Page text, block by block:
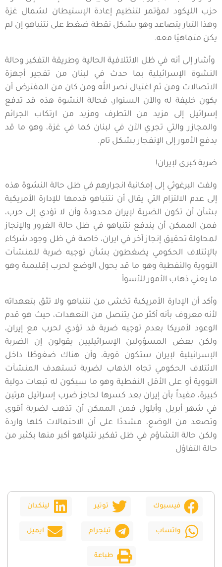
حزب الليكود لمؤتمر لتنظيم إعادة الإستيطان لشمال غزة
وهذا التيار يتصاعد وهو يشكل نقطة ضغط على نتنياهو إن لم
يكن متماهيًا معه.
وأشار إلى أنه في ظل الائتلافية الحالية وطريقة التفكير وحالة
النشوة الإسرائيلية بما حدث في لبنان من تفجير أجهزة
الاتصالات ومن ثم اغتيال نصر الله ومن كان من المفترض أن
يكون خليفة له والآن السنوار، فحالة النشوة هذه قد تدفع
إسرائيل إلى مزيد من التطرف ومزيد من ارتكاب الجرائم
والمجازر والتي تجري الآن في لبنان كما في غزة، وهو ما قد
يدفع الأمور إلى الإنفجار بشكل تام.
ضربة كبرى لإيران!
ولفت البرغوثي إلى إمكانية انجرارهم في ظل حالة النشوة هذه
إلى عدم الالتزام التي يقال أن نتنياهو قدمها للإدارة الأمريكية
بشأن أن تكون الضربة لإيران محدودة وأن لا تؤدي إلى حرب،
فمن الممكن أن يندفع نتنياهو في ظل حالة الغرور والإنجاز
لمحاولة تحقيق إنجاز آخر في ايران، خاصة في ظل وجود شركاء
بالإئتلاف الحكومي يضغطون بشأن توجيه ضربة للمنشآت
النووية والنفطية وهو ما قد يحول الوضع لحرب إقليمية وهو
ما يعني ذهاب الأمور للأسوأ
وأكد أن الإدارة الأمريكية تخشى من نتنياهو ولا تثق بتعهداته
لأنه معروف بأنه أكثر من يتنصل من التعهدات، حيث هو قدم
الوعود لأمريكا بعدم توجيه ضربة قد تؤدي لحرب مع إيران،
ولكن بعض المسؤولين الإسرائيليين يقولون إن الضربة
الإسرائيلية لإيران ستكون قوية، وأن هناك ضغوطًا داخل
الائتلاف الحكومي تجاه الذهاب لضربة تستهدف المنشآت
النووية أو على الأقل النفطية وهو ما سيكون له تبعات دولية
كبيرة، مفيداً بأن إيران بعد كسرها لحاجز ضرب إسرائيل مرتين
في شهر أبريل وأيلول فمن الممكن أن تذهب لضربة أقوى
وتصعد من الوضع، مشددًا على أن الاحتمالات كلها واردة
ولكن حالة التشاؤم في ظل تفكير نتنياهو أكبر منها بكثير من
حالة التفاؤل
فيسبوك توتير لينكدان
واتساب تيلجرام ايميل
طباعة